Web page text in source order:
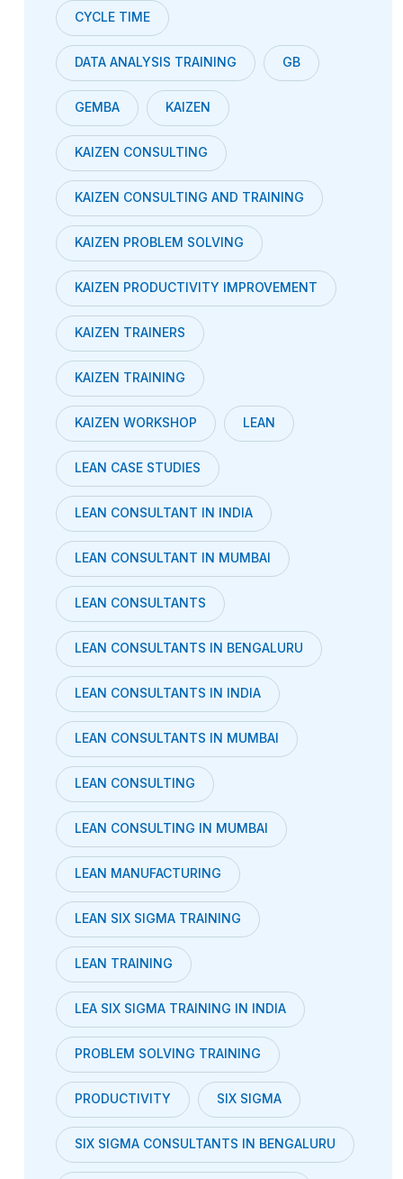
CYCLE TIME
DATA ANALYSIS TRAINING GB
GEMBA KAIZEN
KAIZEN CONSULTING
KAIZEN CONSULTING AND TRAINING
KAIZEN PROBLEM SOLVING
KAIZEN PRODUCTIVITY IMPROVEMENT
KAIZEN TRAINERS
KAIZEN TRAINING
KAIZEN WORKSHOP LEAN
LEAN CASE STUDIES
LEAN CONSULTANT IN INDIA
LEAN CONSULTANT IN MUMBAI
LEAN CONSULTANTS
LEAN CONSULTANTS IN BENGALURU
LEAN CONSULTANTS IN INDIA
LEAN CONSULTANTS IN MUMBAI
LEAN CONSULTING
LEAN CONSULTING IN MUMBAI
LEAN MANUFACTURING
LEAN SIX SIGMA TRAINING
LEAN TRAINING
LEA SIX SIGMA TRAINING IN INDIA
PROBLEM SOLVING TRAINING
PRODUCTIVITY SIX SIGMA
SIX SIGMA CONSULTANTS IN BENGALURU